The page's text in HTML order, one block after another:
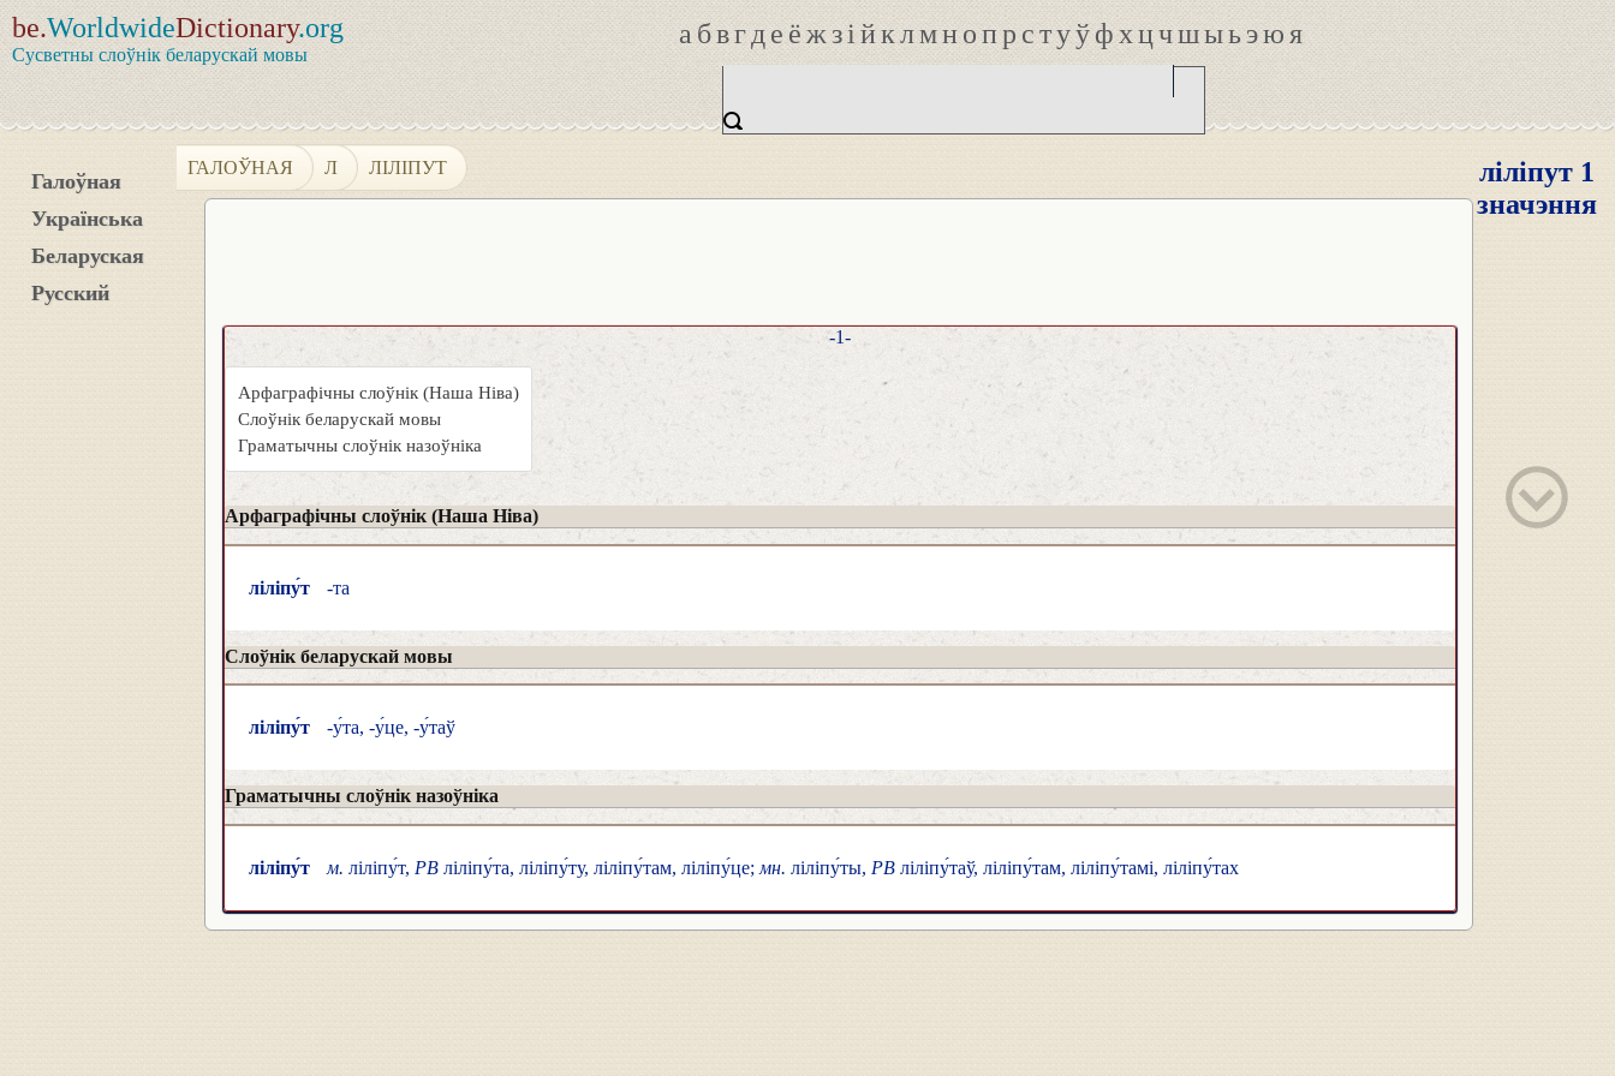
be.WorldwideDictionary.org
Сусветны слоўнік беларускай мовы
абвгдеёжзійклмнопрстуўфхцчшыьэюя
Галоўная
Українська
Беларуская
Русский
ГАЛОЎНАЯ Л ЛІЛІПУТ
ліліпут 1
значэння
-1-
Арфаграфічны слоўнік (Наша Ніва)
Слоўнік беларускай мовы
Граматычны слоўнік назоўніка
Арфаграфічны слоўнік (Наша Ніва)
ліліпу́т -та
Слоўнік беларускай мовы
ліліпу́т -у́та, -у́це, -у́таў
Граматычны слоўнік назоўніка
ліліпу́т м. ліліпу́т, РВ ліліпу́та, ліліпу́ту, ліліпу́там, ліліпу́це; мн. ліліпу́ты, РВ ліліпу́таў, ліліпу́там, ліліпу́тамі, ліліпу́тах